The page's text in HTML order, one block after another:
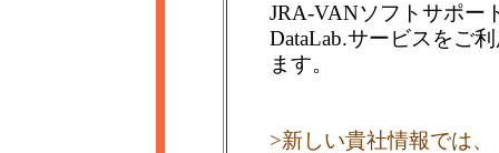
JRA-VANソフトサポー
DataLab.サービスをご
ます。
>新しい貴社情報では